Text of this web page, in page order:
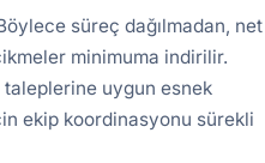
süreç dağılmadan, net
minimuma indirilir.
uygun esnek
ekip koordinasyonu sürekli